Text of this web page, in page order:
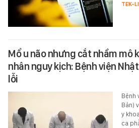
TEK-
Mổ u não nhưng cắt nhầm mô
nhân nguy kịch: Bệnh viện
lỗi
Bệnh
Bản)
y
ca